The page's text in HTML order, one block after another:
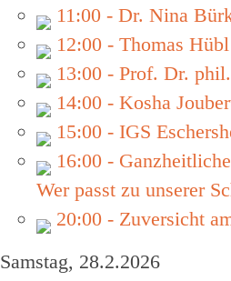
11:00 - Dr. Nina
12:00 - Thomas Hübl
13:00 - Prof. Dr.
14:00 - Kosha
15:00 - IGS
16:00 -
Wer passt zu unserer
20:00 - Zuversicht
Samstag, 28.2.2026